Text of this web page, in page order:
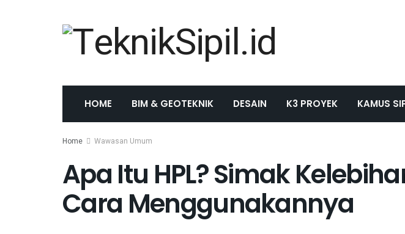
HOME BIM & GEOTEKNIK DESAIN K3 PROYEK KAMUS
Home Wawasan Umum
Apa Itu HPL? Simak
Cara Menggunakannya